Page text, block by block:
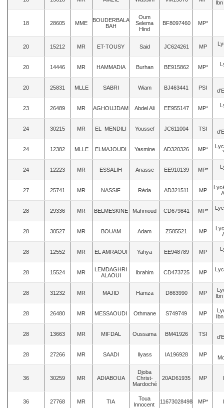
18 28605 MME
BOUDERBALA
BAH
Oum
Selema
Hind
BF8097460 MP*
20 15212 MR ET-TOUSY Said JC624261 MP
20 14446 MR HAMMADIA Burhan BE915862 MP*
20 25831 MLLE SABRI Wiam BJ463441 PSI
23 26489 MR AGHOUJDAM Abdel Ali EE955147 MP*
24 30215 MR EL MENDILI Youssef JC611004 TSI
24 12382 MLLE ELMAJOUDI Yasmine AD320326 MP*
24 12223 MR ESSALIH Anasse EE910139 MP*
27 25741 MR NASSIF Réda AD321511 MP
28 29336 MR BELMESKINE Mahmoud CD679841 MP*
28 30527 MR BOUAM Adam Z585521 MP
28 12552 MR EL AMRAOUI Yahya EE948789 MP
28 15524 MR
LEMDAGHRI
ALAOUI
Ibrahim CD473725 MP
28 31232 MR MAJID Hamza D863990 MP
28 26480 MR MESSAOUDI Othmane S749749 MP
28 13663 MR MIFDAL Oussama BM41926 TSI
28 27266 MR SAADI Ilyass IA196928 MP
36 30259 MR ADIABOUA
Djoba
Christ-
Mardoché
20AD61935 MP
36 27768 MR TIA
Toua
Innocent
11673028498 MP*